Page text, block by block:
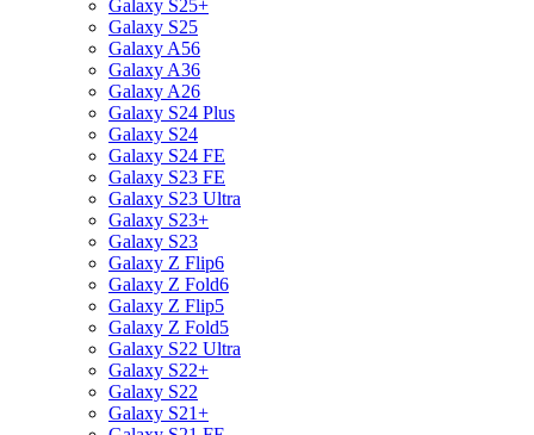
Galaxy S25+
Galaxy S25
Galaxy A56
Galaxy A36
Galaxy A26
Galaxy S24 Plus
Galaxy S24
Galaxy S24 FE
Galaxy S23 FE
Galaxy S23 Ultra
Galaxy S23+
Galaxy S23
Galaxy Z Flip6
Galaxy Z Fold6
Galaxy Z Flip5
Galaxy Z Fold5
Galaxy S22 Ultra
Galaxy S22+
Galaxy S22
Galaxy S21+